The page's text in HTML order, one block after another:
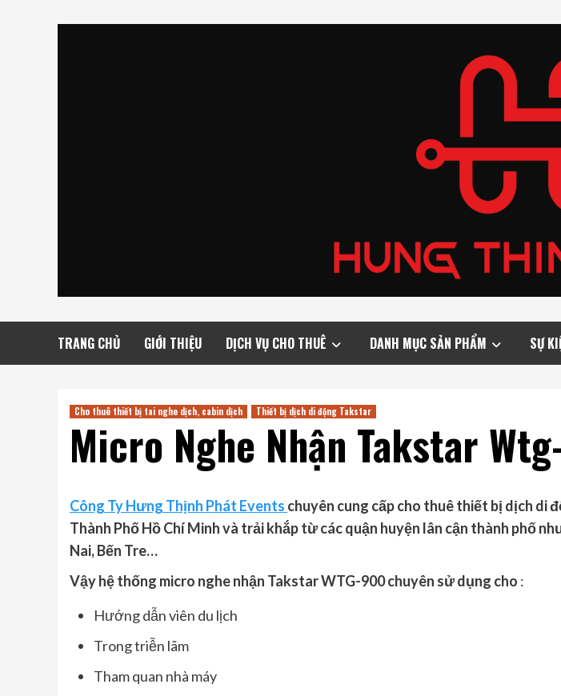
TRANG CHỦ GIỚI THIỆU DỊCH VỤ CHO THUÊ DANH MỤC SẢN PHẨM SỰ
Cho thuê thiết bị tai nghe dịch, cabin dịch Thiết bị dịch di động Takstar
Micro Nghe Nhận Takstar
Công Ty Hưng Thịnh Phát Events chuyên cung cấp cho thuê thiết bị dịch di
Thành Phố Hồ Chí Minh và trải khắp từ các quận huyện lân cận thành phố
Nai, Bến Tre…
Vậy hệ thống micro nghe nhận Takstar WTG-900 chuyên sử dụng cho :
Hướng dẫn viên du lịch
Trong triễn lãm
Tham quan nhà máy